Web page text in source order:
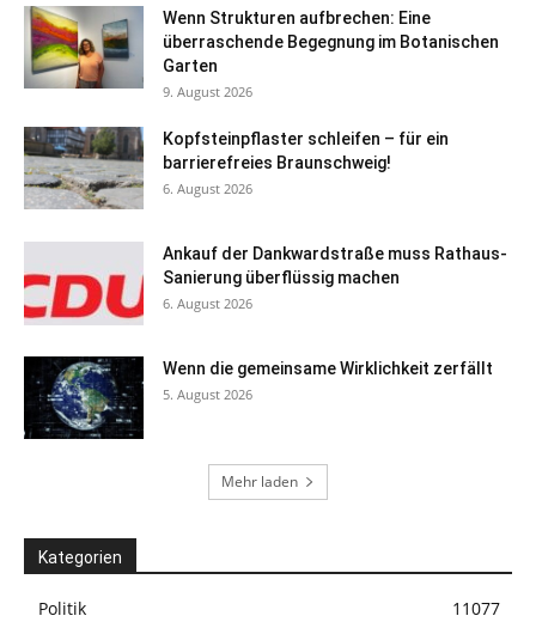
Wenn Strukturen aufbrechen: Eine
überraschende Begegnung im Botanischen
Garten
9. August 2026
Kopfsteinpflaster schleifen – für ein
barrierefreies Braunschweig!
6. August 2026
Ankauf der Dankwardstraße muss Rathaus-
Sanierung überflüssig machen
6. August 2026
Wenn die gemeinsame Wirklichkeit zerfällt
5. August 2026
Mehr laden
Kategorien
Politik
11077